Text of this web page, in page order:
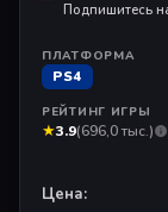
Подпишитесь
ПЛАТФОРМА
PS4
РЕЙТИНГ ИГРЫ
★3.9(696,0 тыс.)
Цена: